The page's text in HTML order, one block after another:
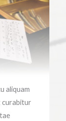
aliquam
curabitur